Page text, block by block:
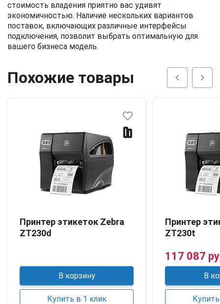
стоимость владения приятно вас удивят
экономичностью. Наличие нескольких вариантов
поставок, включающих различные интерфейсы
подключения, позволит выбрать оптимальную для
вашего бизнеса модель.
Похожие товары chevron_left chevron_right
Принтер этикеток Zebra
ZT230d
favorite_border
В корзину
Купить в 1 клик
Принтер
ZT230t
117 087
В